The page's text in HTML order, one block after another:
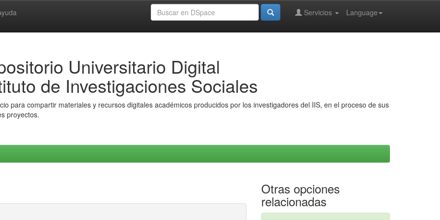
Language
Servicios
Universitario Digital
de Investigaciones Sociales
para compartir materiales y recursos digitales académicos producidos por los investigadores del IIS, en el proceso de sus
proyectos.
Otras opciones
relacionadas